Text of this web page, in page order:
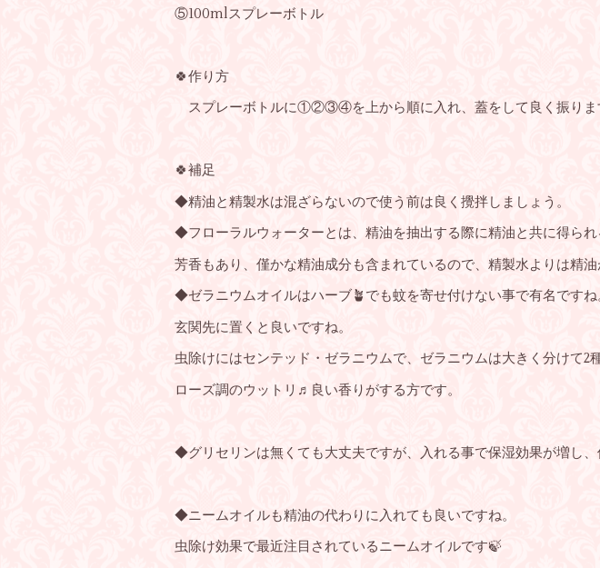
⑤100mlスプレーボトル
🍀作り方
スプレーボトルに①②③④を上から順に入れ、蓋をして良く振りま
🍀補足
◆精油と精製水は混ざらないので使う前は良く攪拌しましょう。
◆フローラルウォーターとは、精油を抽出する際に精油と共に得られ
芳香もあり、僅かな精油成分も含まれているので、精製水よりは精油
◆ゼラニウムオイルはハーブ🪴でも蚊を寄せ付けない事で有名ですね
玄関先に置くと良いですね。
虫除けにはセンテッド・ゼラニウムで、ゼラニウムは大きく分けて2
ローズ調のウットリ♬良い香りがする方です。
◆グリセリンは無くても大丈夫ですが、入れる事で保湿効果が増し、
◆ニームオイルも精油の代わりに入れても良いですね。
虫除け効果で最近注目されているニームオイルです🍃